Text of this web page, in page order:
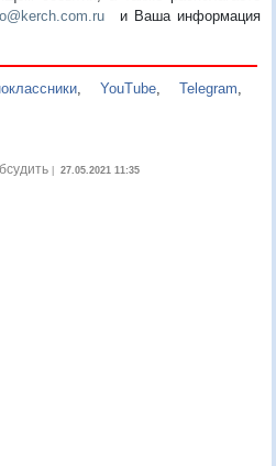
и Ваша информация
,YouTube ,Telegram
| 27.05.2021 11:35